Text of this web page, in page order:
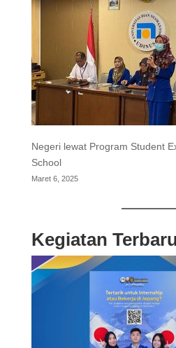
Negeri lewat Program Student
School
Maret 6, 2025
Kegiatan